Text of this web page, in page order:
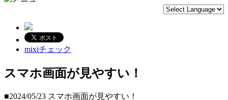
mixiチェック
スマホ画面が見やすい！
■2024/05/23 スマホ画面が見やすい！